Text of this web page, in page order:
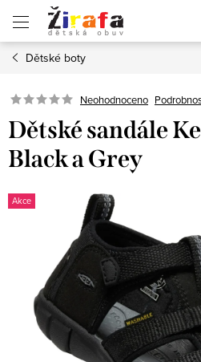
obsah
Dětské boty
Neohodnoceno
Dětské sandále
Black a Grey
Akce